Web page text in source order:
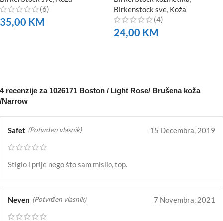
(6)
35,00 KM
Birkenstock sve Koža
(4)
24,00 KM
4 recenzije za 1026171 Boston / Light Rose/ Brušena koža
/Narrow
Safet (Potvrđen vlasnik) 15 Decembra, 2019
Stiglo i prije nego što sam mislio, top.
Neven (Potvrđen vlasnik) 7 Novembra, 2021